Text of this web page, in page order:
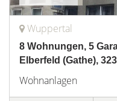
Wuppertal
8 Wohnungen, 5
Elberfeld (Gathe),
Wohnanlagen